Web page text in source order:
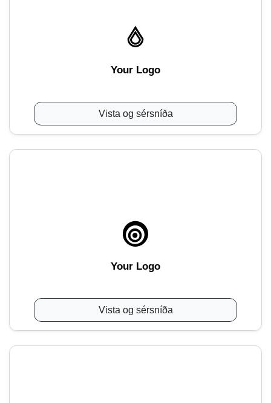
Your Logo
Vista og sérsníða
Your Logo
Vista og sérsníða